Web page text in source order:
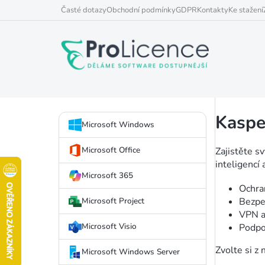
na
Časté dotazyObchodní podmínkyGDPRKontaktyKe stažení
P
r
a
n
Přeskočit
kategorie
Microsoft Windows
Microsoft Office
Microsoft 365
Microsoft Project
Microsoft Visio
Microsoft Windows Server
Zajistěte
inteligencí
VPN
Zvolte si z